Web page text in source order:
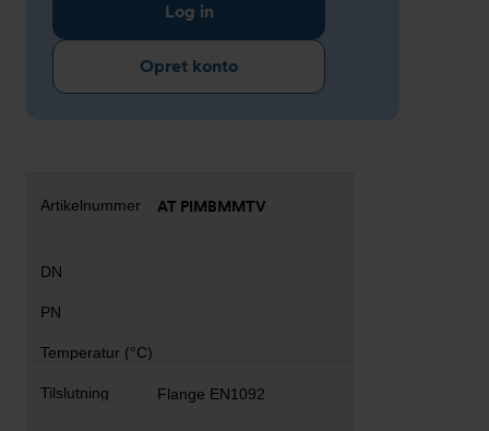
Log in
Opret konto
AT PIMBMMTV
Flange EN1092